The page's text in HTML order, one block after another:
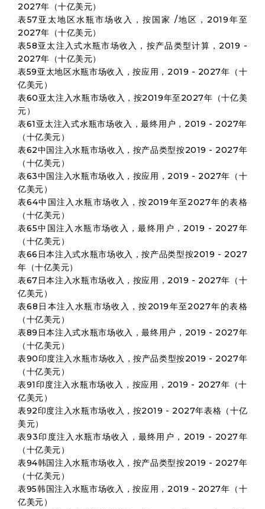
2027年（十亿美元）
表57亚太地区水瓶市场收入，按国家 /地区，2019年至
2027年（十亿美元）
表58亚太注入式水瓶市场收入，按产品类型计算，2019 -
2027年（十亿美元）
表59亚太地区水瓶市场收入，按应用，2019 - 2027年（十
亿美元）
表60亚太注入水瓶市场收入，按2019年至2027年（十亿美
元）
表61亚太注入式水瓶市场收入，最终用户，2019 - 2027年
（十亿美元）
表62中国注入水瓶市场收入，按产品类型按2019 - 2027年
（十亿美元）
表63中国注入水瓶市场收入，按应用，2019 - 2027年（十
亿美元）
表64中国注入水瓶市场收入，按2019年至2027年的表格
（十亿美元）
表65中国注入水瓶市场收入，最终用户，2019 - 2027年
（十亿美元）
表66日本注入式水瓶市场收入，按产品类型按2019 - 2027
年（十亿美元）
表67日本注入水瓶市场收入，按应用，2019 - 2027年（十
亿美元）
表68日本注入水瓶市场收入，按2019年至2027年的表格
（十亿美元）
表89日本注入式水瓶市场收入，最终用户，2019 - 2027年
（十亿美元）
表90印度注入水瓶市场收入，按产品类型按2019 - 2027年
（十亿美元）
表91印度注入水瓶市场收入，按应用，2019 - 2027年（十
亿美元）
表92印度注入水瓶市场收入，按2019 - 2027年表格（十亿
美元）
表93印度注入水瓶市场收入，最终用户，2019 - 2027年
（十亿美元）
表94韩国注入水瓶市场收入，按产品类型按2019 - 2027年
（十亿美元）
表95韩国注入水瓶市场收入，按应用，2019 - 2027年（十
亿美元）